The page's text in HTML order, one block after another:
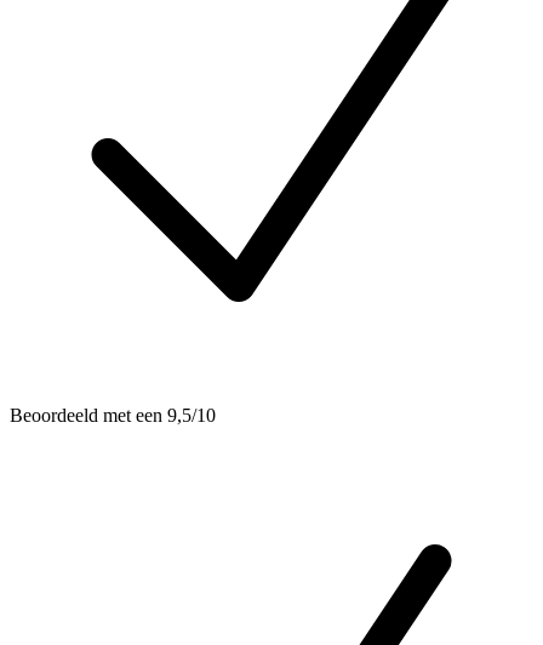
Beoordeeld met een 9,5/10